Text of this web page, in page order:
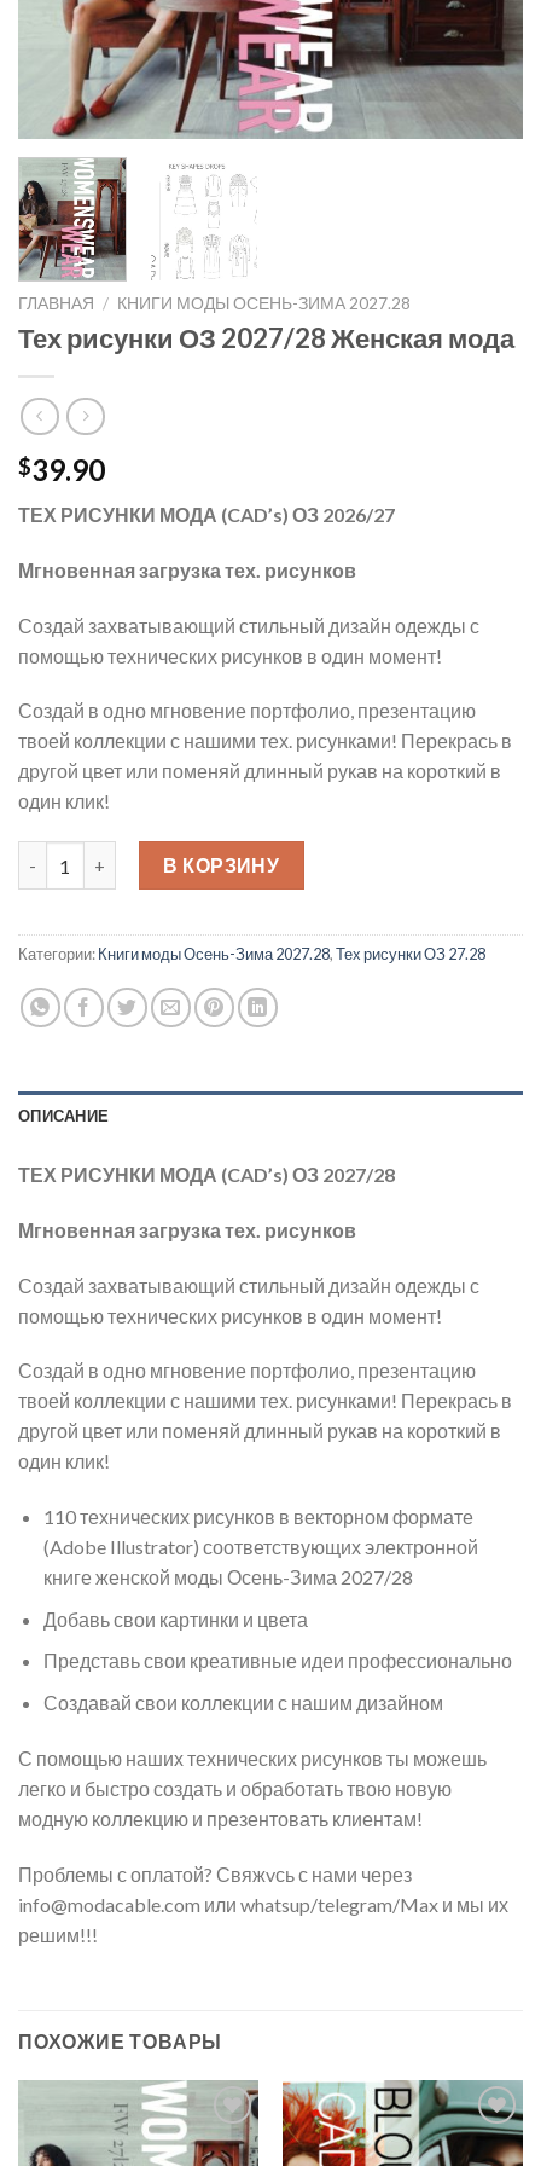
ГЛАВНАЯ / КНИГИ МОДЫ ОСЕНЬ-ЗИМА 2027.28
Тех рисунки ОЗ 2027/28 Женская мода
$39.90
ТЕХ РИСУНКИ МОДА (CAD’s) ОЗ 2026/27
Мгновенная загрузка тех. рисунков
Создай захватывающий стильный дизайн одежды с
помощью технических рисунков в один момент!
Создай в одно мгновение портфолио, презентацию
твоей коллекции с нашими тех. рисунками! Перекрась в
другой цвет или поменяй длинный рукав на короткий в
один клик!
Количество товара Тех рисунки ОЗ 2027/28 Женская мода
В КОРЗИНУ
Категории:Книги моды Осень-Зима 2027.28,Тех рисунки ОЗ 27.28
ОПИСАНИЕ
ТЕХ РИСУНКИ МОДА (CAD’s) ОЗ 2027/28
Мгновенная загрузка тех. рисунков
Создай захватывающий стильный дизайн одежды с
помощью технических рисунков в один момент!
Создай в одно мгновение портфолио, презентацию
твоей коллекции с нашими тех. рисунками! Перекрась в
другой цвет или поменяй длинный рукав на короткий в
один клик!
110 технических рисунков в векторном формате
(Adobe Illustrator) соответствующих электронной
книге женской моды Осень-Зима 2027/28
Добавь свои картинки и цвета
Представь свои креативные идеи профессионально
Создавай свои коллекции с нашим дизайном
С помощью наших технических рисунков ты можешь
легко и быстро создать и обработать твою новую
модную коллекцию и презентовать клиентам!
Проблемы с оплатой? Свяжvсь с нами через
info@modacable.com или whatsup/telegram/Max и мы их
решим!!!
ПОХОЖИЕ ТОВАРЫ